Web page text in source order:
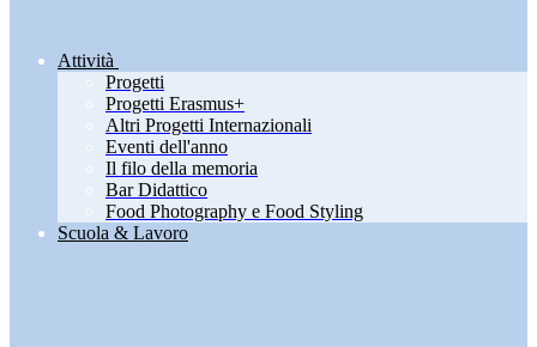
Attività
Progetti
Progetti Erasmus+
Altri Progetti Internazionali
Eventi dell'anno
Il filo della memoria
Bar Didattico
Food Photography e Food Styling
Scuola & Lavoro